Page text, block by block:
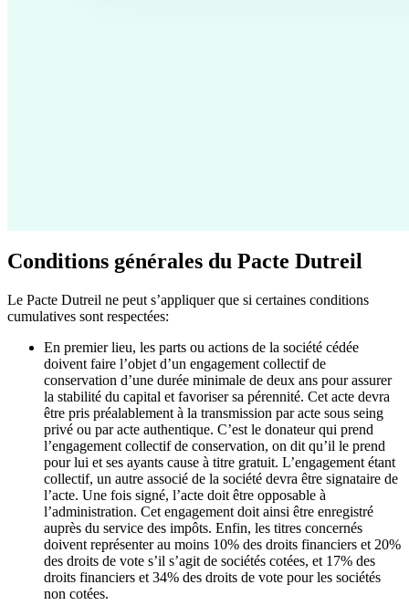
Conditions générales du Pacte Dutreil
Le Pacte Dutreil ne peut s’appliquer que si certaines conditions
cumulatives sont respectées:
En premier lieu, les parts ou actions de la société cédée
doivent faire l’objet d’un engagement collectif de
conservation d’une durée minimale de deux ans pour assurer
la stabilité du capital et favoriser sa pérennité. Cet acte devra
être pris préalablement à la transmission par acte sous seing
privé ou par acte authentique. C’est le donateur qui prend
l’engagement collectif de conservation, on dit qu’il le prend
pour lui et ses ayants cause à titre gratuit. L’engagement étant
collectif, un autre associé de la société devra être signataire de
l’acte. Une fois signé, l’acte doit être opposable à
l’administration. Cet engagement doit ainsi être enregistré
auprès du service des impôts. Enfin, les titres concernés
doivent représenter au moins 10% des droits financiers et 20%
des droits de vote s’il s’agit de sociétés cotées, et 17% des
droits financiers et 34% des droits de vote pour les sociétés
non cotées.